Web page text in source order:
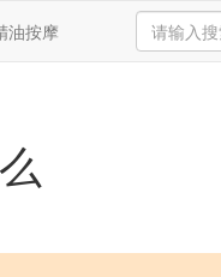
油按摩